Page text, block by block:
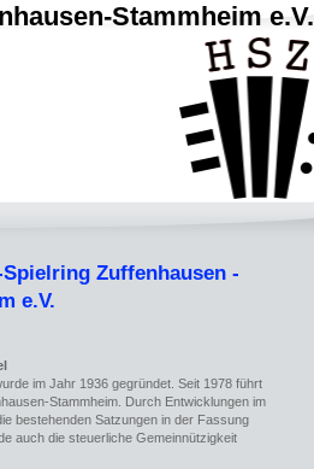
Stammheim e.V.
Zuffenhausen -
e.V.
im Jahr 1936 gegründet. Seit 1978 führt
Stammheim. Durch Entwicklungen im
bestehenden Satzungen in der Fassung
auch die steuerliche Gemeinnützigkeit